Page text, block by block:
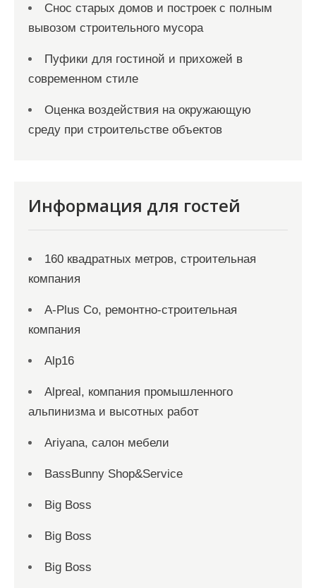
Снос старых домов и построек с полным
вывозом строительного мусора
Пуфики для гостиной и прихожей в
современном стиле
Оценка воздействия на окружающую
среду при строительстве объектов
Информация для гостей
160 квадратных метров, строительная
компания
A-Plus Co, ремонтно-строительная
компания
Alp16
Alpreal, компания промышленного
альпинизма и высотных работ
Ariyana, салон мебели
BassBunny Shop&Service
Big Boss
Big Boss
Big Boss